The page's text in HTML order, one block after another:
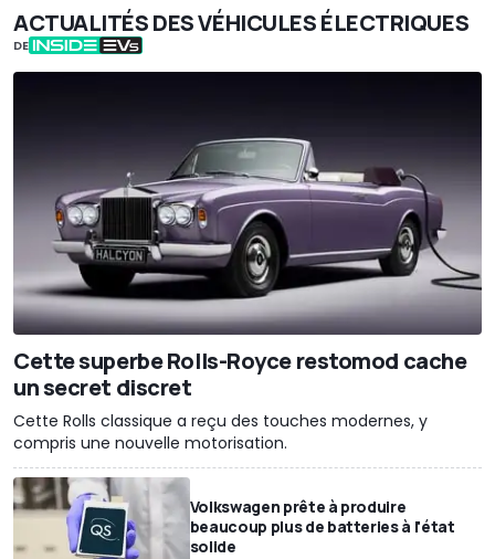
ACTUALITÉS DES VÉHICULES ÉLECTRIQUES
DE
Cette superbe Rolls-Royce restomod cache
un secret discret
Cette Rolls classique a reçu des touches modernes, y
compris une nouvelle motorisation.
Volkswagen prête à produire
beaucoup plus de batteries à l'état
solide